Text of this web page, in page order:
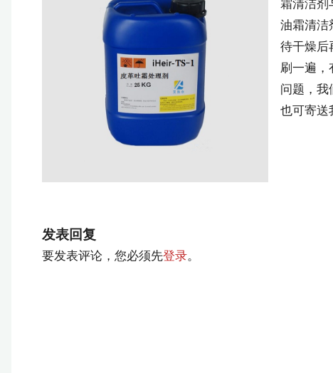
全
供
应
商
厂
霜清洁剂
油霜清洁
待干燥后
刷一遍，
问题，我
也可寄送
发表回复
要发表评论，您必须先登录。